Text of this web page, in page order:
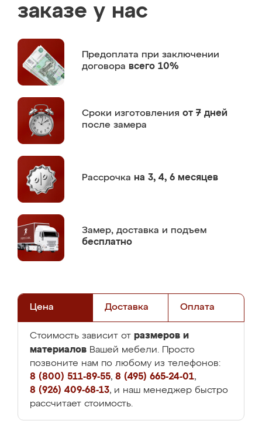
заказе у нас
Предоплата при заключении
договора всего 10%
Сроки изготовления от 7 дней
после замера
Рассрочка на 3, 4, 6 месяцев
Замер, доставка и подъем
бесплатно
Цена Доставка Оплата
Стоимость зависит от размеров и
материалов Вашей мебели. Просто
позвоните нам по любому из телефонов:
8 (800) 511-89-55, 8 (495) 665-24-01,
8 (926) 409-68-13, и наш менеджер быстро
рассчитает стоимость.